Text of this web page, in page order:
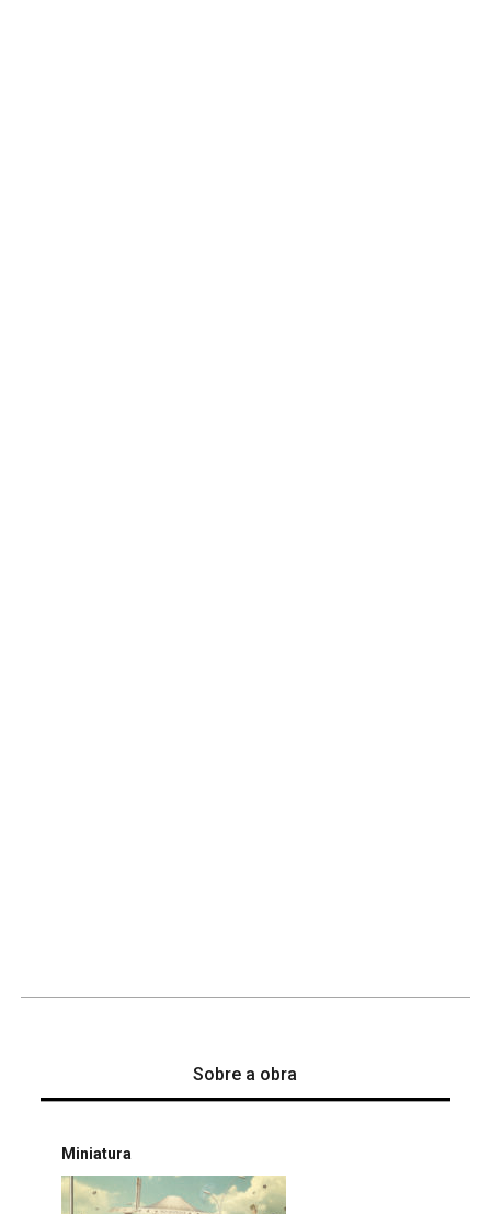
Sobre a obra
Miniatura